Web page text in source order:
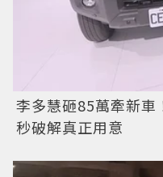
李多慧砸85萬牽新
秒破解真正用意